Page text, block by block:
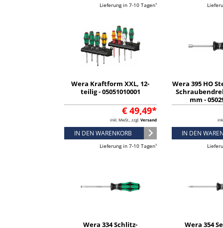
Lieferung in 7-10 Tagen¹
Wera Kraftform XXL, 12-
teilig - 05051010001
€ 49,49*
inkl. MwSt., zzgl. Versand
IN DEN WARENKORB
Lieferung in 7-10 Tagen¹
Wera 395 HO
mm -
IN DEN
Wera 334 Schlitz- Wera 354